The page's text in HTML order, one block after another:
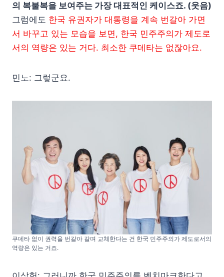
의 복불복을 보여주는 가장 대표적인 케이스죠. (웃음)
그럼에도 한국 유권자가 대통령을 계속 번갈아 가면
서 바꾸고 있는 모습을 보면, 한국 민주주의가 제도로
서의 역량은 있는 거다. 최소한 쿠데타는 없잖아요.
민노: 그렇군요.
쿠데타 없이 권력을 번갈아 갈며 교체한다는 건 한국 민주주의가 제도로서의
역량은 있는 거죠.